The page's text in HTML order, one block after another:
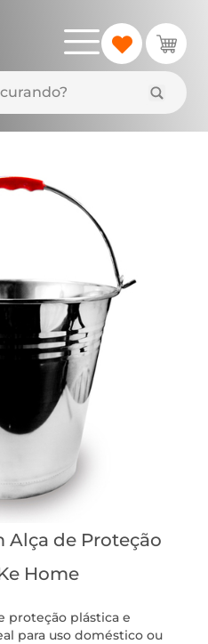
Alça de Proteção
Home
proteção plástica e
para uso doméstico ou